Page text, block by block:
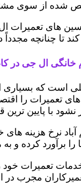
شده از سوی
های تعمیرات
کند تا چنانچه
خانگی ال جی در
است که
تعمیرات را
نشود با پایین
نرخ هزینه های
ها را برآورد
تعمیرات
مجرب